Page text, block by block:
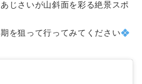
じさいが山斜面を彩る絶景スポ
を狙って行ってみてください